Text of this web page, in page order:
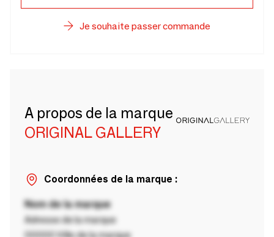
Je souhaite passer commande
A propos de la marque
ORIGINAL GALLERY
Coordonnées de la marque :
Nom de la marque
Adresse de la marque